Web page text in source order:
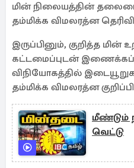
மின் நிலையத்தின்
தம்மிக்க விமலரத்ன
இருப்பினும், குறித்த மின்
கட்டமைப்புடன்
விநியோகத்தில்
தம்மிக்க விமலரத்ன
மீண்டும்
வெட்டு